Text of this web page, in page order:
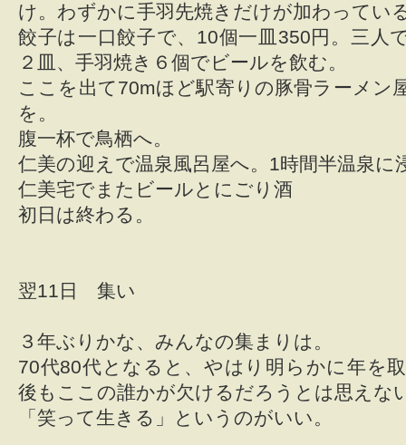
け。わずかに手羽先焼きだけが加わってい
餃子は一口餃子で、10個一皿350円。三人
２皿、手羽焼き６個でビールを飲む。
ここを出て70mほど駅寄りの豚骨ラーメン
を。
腹一杯で鳥栖へ。
仁美の迎えで温泉風呂屋へ。1時間半温泉に
仁美宅でまたビールとにごり酒
初日は終わる。
翌11日 集い
３年ぶりかな、みんなの集まりは。
70代80代となると、やはり明らかに年を
後もここの誰かが欠けるだろうとは思えな
「笑って生きる」というのがいい。